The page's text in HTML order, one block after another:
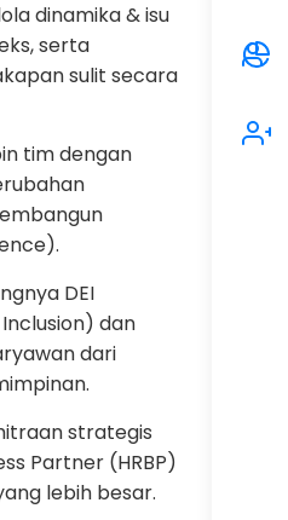
dinamika & isu
serta
sulit secara
tim dengan
DEI
dan
dari
strategis
Partner (HRBP)
lebih besar.